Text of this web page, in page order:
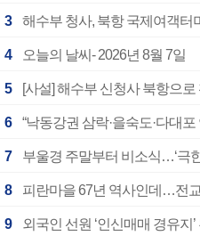
3 해수부 청사, 북항 국제여객터
4 오늘의 날씨- 2026년 8월 7일
5 [사설] 해수부 신청사 북항으
6 “낙동강권 삼락·을숙도·다대
7 부울경 주말부터 비소식…‘극
8 피란마을 67년 역사인데…전
9 외국인 선원 ‘인신매매 경유